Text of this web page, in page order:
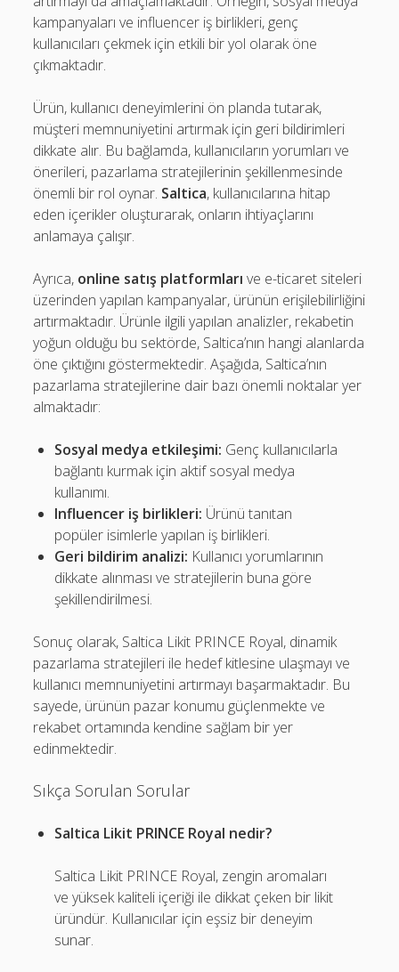
kampanyaları ve influencer iş birlikleri, genç
kullanıcıları çekmek için etkili bir yol olarak öne
çıkmaktadır.
Ürün, kullanıcı deneyimlerini ön planda tutarak,
müşteri memnuniyetini artırmak için geri bildirimleri
dikkate alır. Bu bağlamda, kullanıcıların yorumları ve
önerileri, pazarlama stratejilerinin şekillenmesinde
önemli bir rol oynar. Saltica, kullanıcılarına hitap
eden içerikler oluşturarak, onların ihtiyaçlarını
anlamaya çalışır.
Ayrıca, online satış platformları ve e-ticaret siteleri
üzerinden yapılan kampanyalar, ürünün erişilebilirliğini
artırmaktadır. Ürünle ilgili yapılan analizler, rekabetin
yoğun olduğu bu sektörde, Saltica’nın hangi alanlarda
öne çıktığını göstermektedir. Aşağıda, Saltica’nın
pazarlama stratejilerine dair bazı önemli noktalar yer
almaktadır:
Sosyal medya etkileşimi: Genç kullanıcılarla
bağlantı kurmak için aktif sosyal medya
kullanımı.
Influencer iş birlikleri: Ürünü tanıtan
popüler isimlerle yapılan iş birlikleri.
Geri bildirim analizi: Kullanıcı yorumlarının
dikkate alınması ve stratejilerin buna göre
şekillendirilmesi.
Sonuç olarak, Saltica Likit PRINCE Royal, dinamik
pazarlama stratejileri ile hedef kitlesine ulaşmayı ve
kullanıcı memnuniyetini artırmayı başarmaktadır. Bu
sayede, ürünün pazar konumu güçlenmekte ve
rekabet ortamında kendine sağlam bir yer
edinmektedir.
Sıkça Sorulan Sorular
Saltica Likit PRINCE Royal nedir?
Saltica Likit PRINCE Royal, zengin aromaları
ve yüksek kaliteli içeriği ile dikkat çeken bir likit
üründür. Kullanıcılar için eşsiz bir deneyim
sunar.